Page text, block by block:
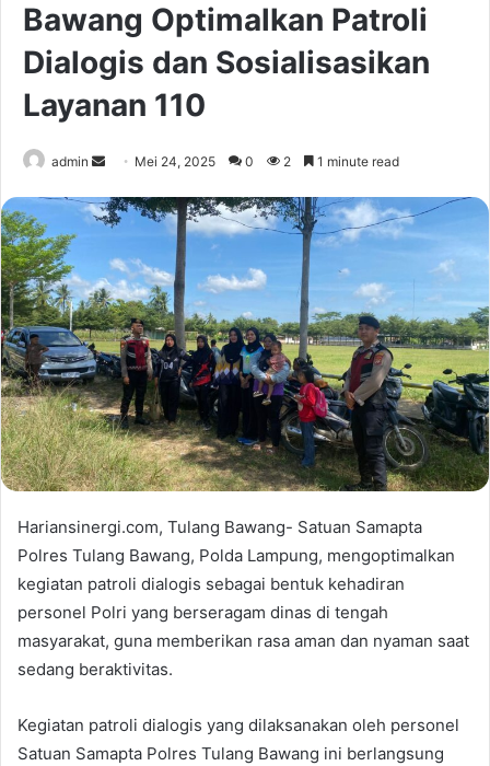
Bawang Optimalkan Patroli
Dialogis dan Sosialisasikan
Layanan 110
admin
Send
email
Mei 24, 2025 0 2 1 minute read
Hariansinergi.com, Tulang Bawang- Satuan Samapta
Polres Tulang Bawang, Polda Lampung, mengoptimalkan
kegiatan patroli dialogis sebagai bentuk kehadiran
personel Polri yang berseragam dinas di tengah
masyarakat, guna memberikan rasa aman dan nyaman saat
sedang beraktivitas.
Kegiatan patroli dialogis yang dilaksanakan oleh personel
Satuan Samapta Polres Tulang Bawang ini berlangsung